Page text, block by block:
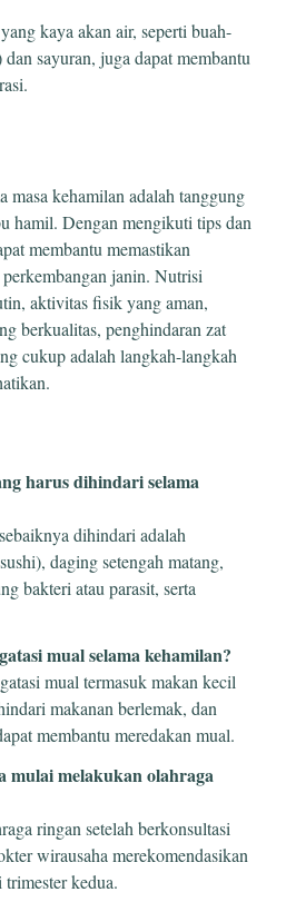
kaya akan air, seperti buah-
sayuran, juga dapat membantu
masa kehamilan adalah tanggung
hamil. Dengan mengikuti tips dan
membantu memastikan
janin. Nutrisi
aktivitas fisik yang aman,
berkualitas, penghindaran zat
cukup adalah langkah-langkah
harus dihindari selama
dihindari adalah
daging setengah matang,
bakteri atau parasit, serta
mual selama kehamilan?
mual termasuk makan kecil
makanan berlemak, dan
membantu meredakan mual.
mulai melakukan olahraga
ringan setelah berkonsultasi
wirausaha merekomendasikan
kedua.